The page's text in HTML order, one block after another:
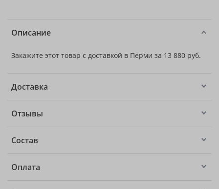
Описание
Закажите этот товар с доставкой в Перми за 13 880 руб.
Доставка
Отзывы
Состав
Оплата